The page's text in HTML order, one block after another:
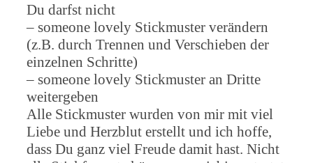
Du darfst nicht
– someone lovely Stickmuster verändern
(z.B. durch Trennen und Verschieben der
einzelnen Schritte)
– someone lovely Stickmuster an Dritte
weitergeben
Alle Stickmuster wurden von mir mit viel
Liebe und Herzblut erstellt und ich hoffe,
dass Du ganz viel Freude damit hast. Nicht